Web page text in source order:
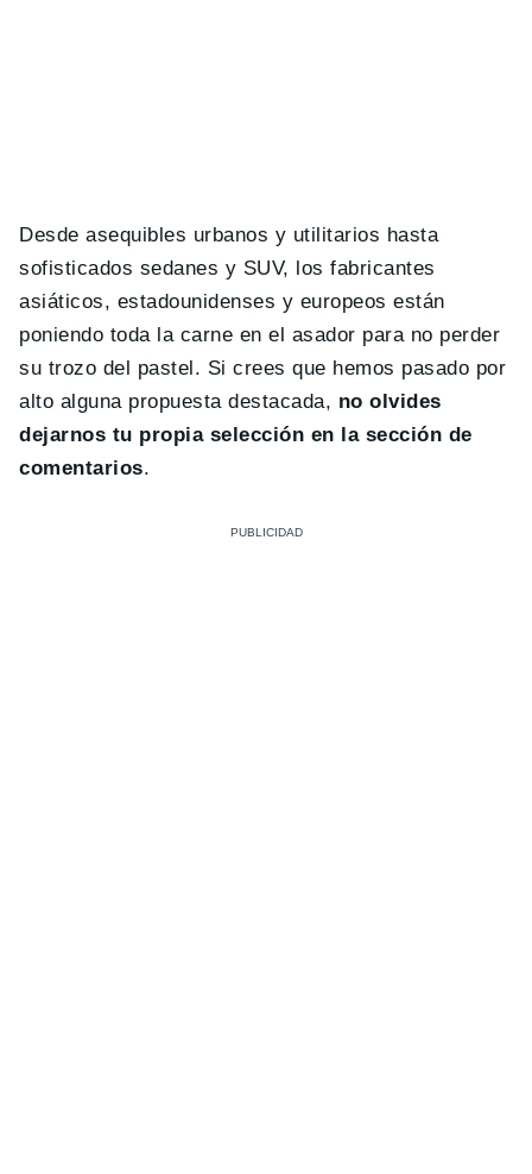
Desde asequibles urbanos y utilitarios hasta
sofisticados sedanes y SUV, los fabricantes
asiáticos, estadounidenses y europeos están
poniendo toda la carne en el asador para no perder
su trozo del pastel. Si crees que hemos pasado por
alto alguna propuesta destacada, no olvides
dejarnos tu propia selección en la sección de
comentarios.